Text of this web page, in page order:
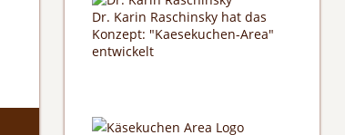
Dr. Karin Raschinsky hat das
Konzept: "Kaesekuchen-Area"
entwickelt